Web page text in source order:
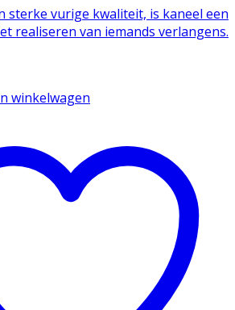
sterke vurige kwaliteit, is kaneel een
realiseren van iemands verlangens.
winkelwagen